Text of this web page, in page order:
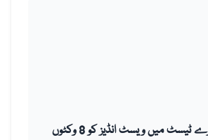
پاکستان نے دوسرے ٹیسٹ میں ویسٹ انڈیز کو 8 وکٹوں